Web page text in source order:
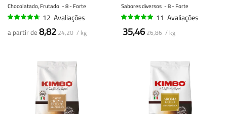
Chocolatado, Frutado 8 - Forte
12 Avaliações
a partir de 8,82 24,20 / kg
Sabores diversos 8 - Forte
11 Avaliações
35,46 26,86 / kg